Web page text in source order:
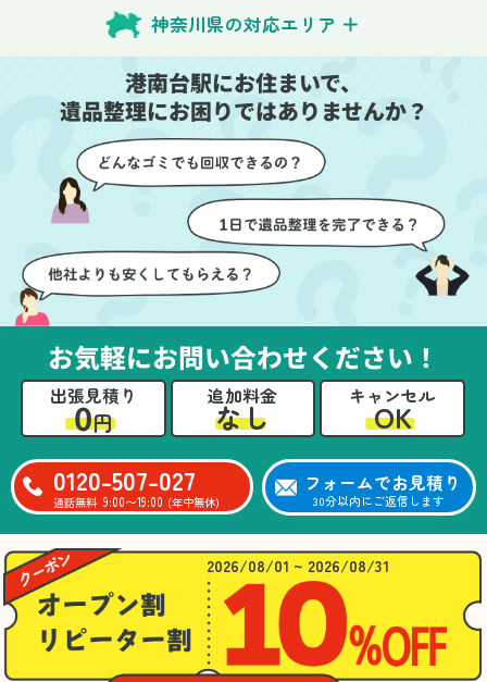
んが手際よく片付けてく
れたので、部屋が驚くほ
どスッキリしました。自
分では手が回らなかった
場所も含め、プロの力を
実感しました。
特に、物が散乱していた
部屋の整理や、細かなア
イテムの仕分けを迅速か
つ丁寧に対応していただ
けたのがありがたかった
です。家族それぞれが必
要なものを確認しながら
進めることができ、安心
できました。さらに、作
業終了後には部屋全体を
清掃していただき、まる
で新しい家のような清潔
よく対応していただき驚
きました。
当日は2名のスタッフが来
てくださり、作業の流れ
や注意点をしっかり説明
していただけたので、こ
ちらも安心感を持って作
業を見守ることができま
した。運び出しの際も、
壁や床を傷つけないよう
に細心の注意を払ってい
ただき、家全体がスムー
ズに片付いていくのがと
業が終わった後には、こ
ちらからお願いしなくて
も部屋を簡単に清掃して
いただけたのも好印象で
した。
サイクル可能なものにつ
いても教えていただき、
今後の片付けにも役立つ
知識が増えました。また
何かあれば、ぜひお願い
したいと思っています。
心のこもったサービスを
ありがとうございまし
た。
神奈川県の対応エリア
港南台駅にお住まいで、
遺品整理にお困りではありませんか？
お気軽にお問い合わせください！
出張見積り
0円
追加料金
なし
キャンセル
OK
0120-507-027
通話無料 9:00〜19:00 (年中無休)
フォームでお見積り
30分以内にご返信します
2026/08/01 ~ 2026/08/31